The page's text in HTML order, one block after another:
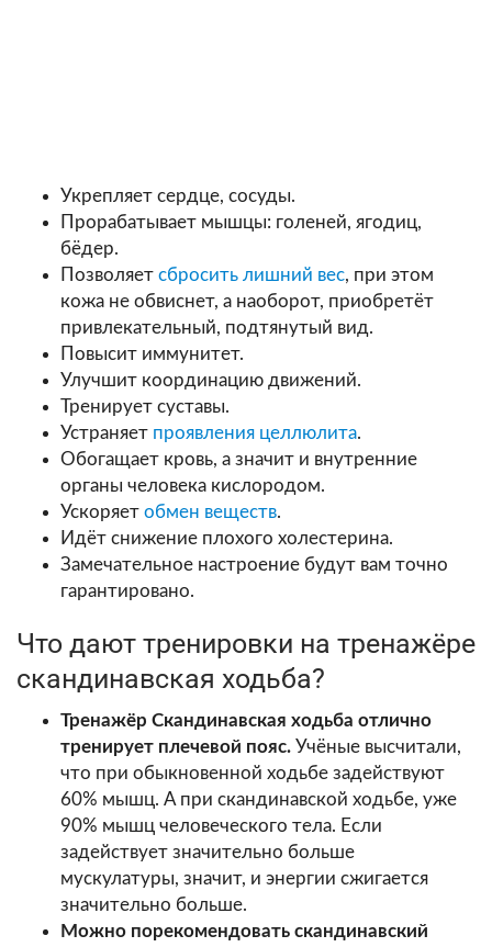
Укрепляет сердце, сосуды.
Прорабатывает мышцы: голеней, ягодиц,
бёдер.
Позволяет сбросить лишний вес, при этом
кожа не обвиснет, а наоборот, приобретёт
привлекательный, подтянутый вид.
Повысит иммунитет.
Улучшит координацию движений.
Тренирует суставы.
Устраняет проявления целлюлита.
Обогащает кровь, а значит и внутренние
органы человека кислородом.
Ускоряет обмен веществ.
Идёт снижение плохого холестерина.
Замечательное настроение будут вам точно
гарантировано.
Что дают тренировки на тренажёре
скандинавская ходьба?
Тренажёр Скандинавская ходьба отлично
тренирует плечевой пояс. Учёные высчитали,
что при обыкновенной ходьбе задействуют
60% мышц. А при скандинавской ходьбе, уже
90% мышц человеческого тела. Если
задействует значительно больше
мускулатуры, значит, и энергии сжигается
значительно больше.
Можно порекомендовать скандинавский